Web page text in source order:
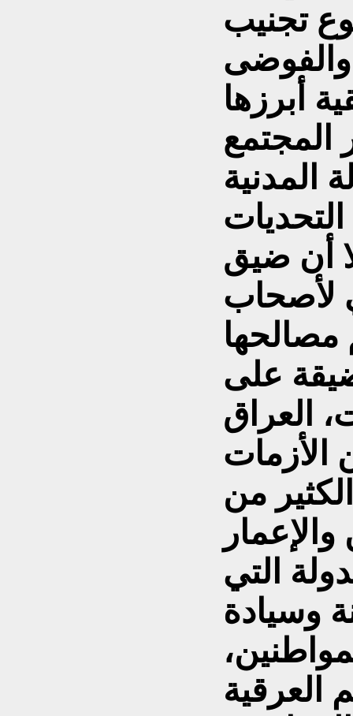
تجنيب
أبرزها
المجتمع
المدنية
أن ضيق
لأصحاب
مصالحها
على
العراق
الأزمات
من
التي
وسيادة
العرقية